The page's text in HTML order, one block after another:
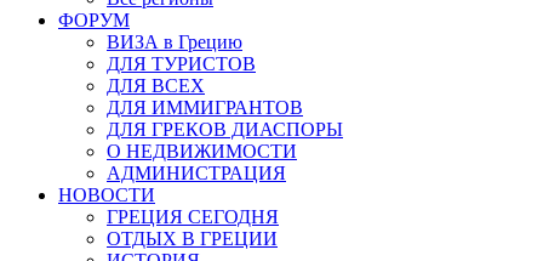
ФОРУМ
ВИЗА в Грецию
ДЛЯ ТУРИСТОВ
ДЛЯ ВСЕХ
ДЛЯ ИММИГРАНТОВ
ДЛЯ ГРЕКОВ ДИАСПОРЫ
О НЕДВИЖИМОСТИ
АДМИНИСТРАЦИЯ
НОВОСТИ
ГРЕЦИЯ СЕГОДНЯ
ОТДЫХ В ГРЕЦИИ